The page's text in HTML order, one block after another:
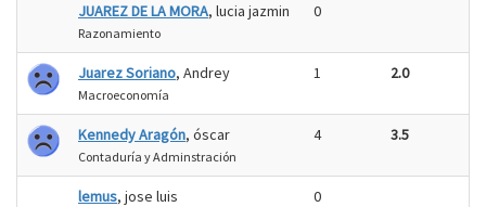
JUAREZ DE LA MORA, lucia jazmin
Razonamiento
0
Juarez Soriano, Andrey
Macroeconomía
1 2.0
Kennedy Aragón, óscar
Contaduría y Adminstración
4 3.5
lemus, jose luis 0